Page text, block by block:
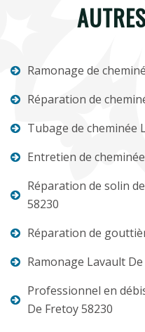
Ramonage de
Réparation de
Tubage de cheminée
Entretien de
Réparation de solin
58230
Réparation de
Ramonage Lavault
Professionnel en
De Fretoy 58230